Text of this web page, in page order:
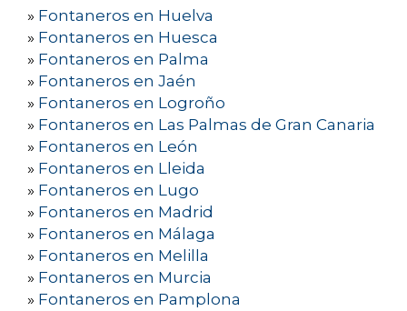
» Fontaneros en Huelva
» Fontaneros en Huesca
» Fontaneros en Palma
» Fontaneros en Jaén
» Fontaneros en Logroño
» Fontaneros en Las Palmas de Gran Canaria
» Fontaneros en León
» Fontaneros en Lleida
» Fontaneros en Lugo
» Fontaneros en Madrid
» Fontaneros en Málaga
» Fontaneros en Melilla
» Fontaneros en Murcia
» Fontaneros en Pamplona